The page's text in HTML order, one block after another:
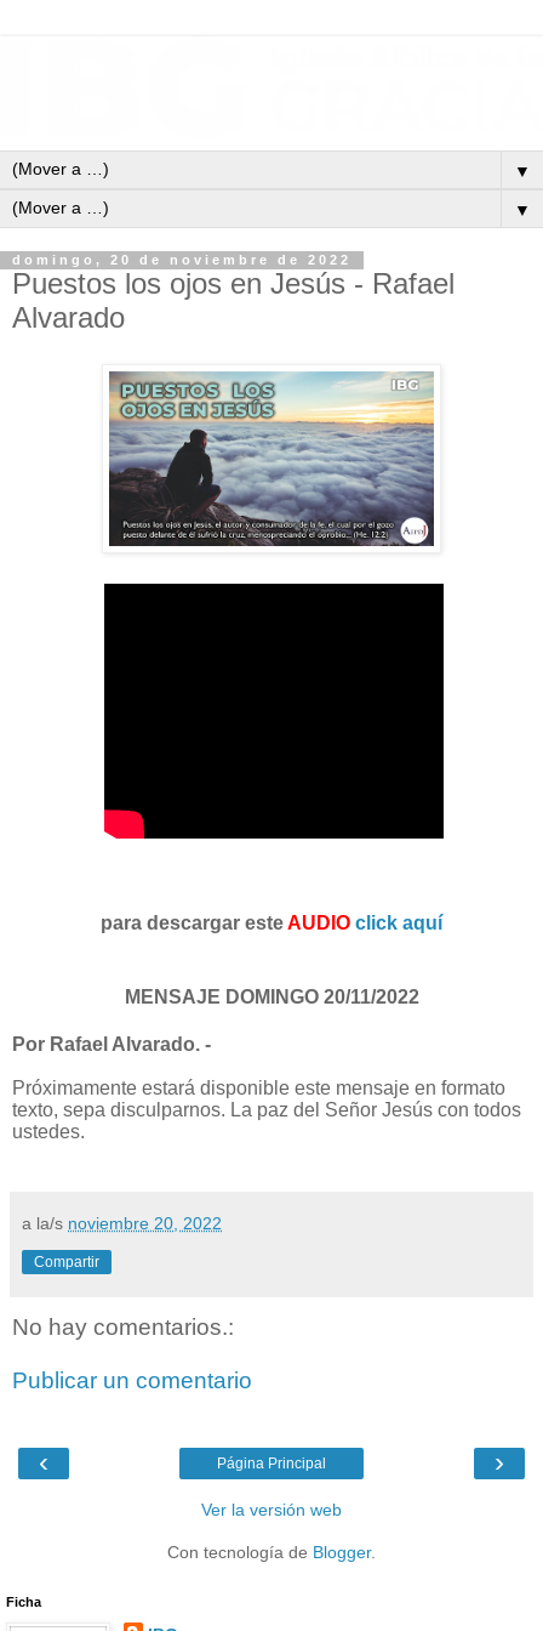
▼
▼
domingo, 20 de noviembre de 2022
Puestos los ojos en Jesús - Rafael
Alvarado
para descargar esteAUDIO click aquí
MENSAJE DOMINGO 20/11/2022
Por Rafael Alvarado. -
Próximamente estará disponible este mensaje en formato
texto, sepa disculparnos. La paz del Señor Jesús con todos
ustedes.
a la/s noviembre 20, 2022
Compartir
No hay comentarios.:
Publicar un comentario
‹ ›
Página Principal
Ver la versión web
Con tecnología de Blogger.
Ficha